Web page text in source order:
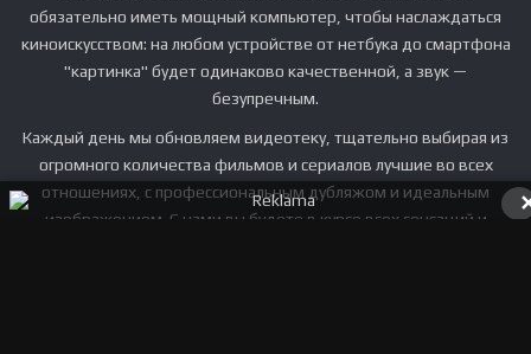
обязательно иметь мощный компьютер, чтобы наслаждаться
киноискусством: на любом устройстве от нетбука до смартфона
"картинка" будет одинаково качественной, а звук —
безупречным.
Каждый день мы обновляем видеотеку, тщательно выбирая из
огромного количества фильмов и сериалов лучшие во всех
отношениях, с профессиональным дубляжом и идеальным
изображением. С нами вы будете в курсе всех сенсаций и